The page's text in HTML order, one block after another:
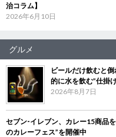
治コラム】
2026年6月10日
グルメ
ビールだけ飲むと
的に水を飲む”仕掛
2026年8月7日
セブン‐イレブン、カレー15商品
のカレーフェス”を開催中